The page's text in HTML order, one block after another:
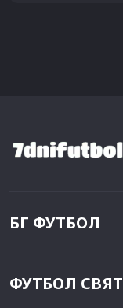
БГ ФУТБОЛ
ФУТБОЛ СВЯТ